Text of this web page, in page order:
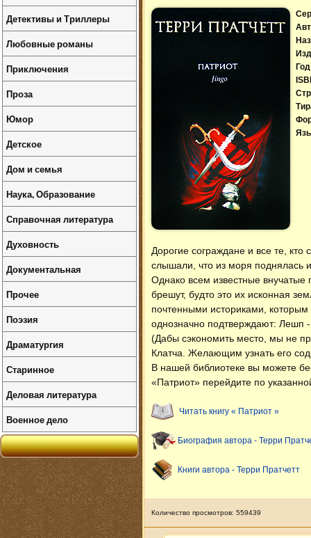
Дорогие сограждане и все те,
слышали, что из моря поднялась
Однако всем известные
брешут, будто это их исконная
почтенными историками,
однозначно подтверждают: Лешп
(Дабы сэкономить место, мы не
Клатча. Желающим узнать его
В нашей библиотеке вы можете
«Патриот» перейдите по
Читать книгу « Патриот »
Биография автора - Терри
Книги автора - Терри Пратчетт
Количество просмотров: 559439
Детективы и Триллеры
Любовные романы
Приключения
Проза
Юмор
Детское
Дом и семья
Наука, Образование
Справочная литература
Духовность
Документальная
Прочее
Поэзия
Драматургия
Старинное
Деловая литература
Военное дело